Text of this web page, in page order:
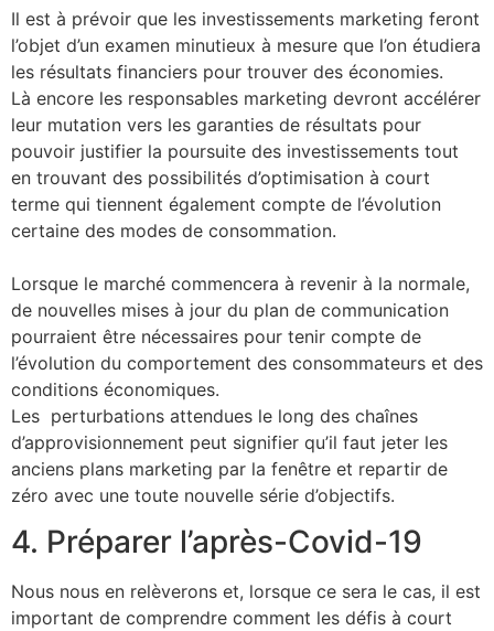
Il est à prévoir que les investissements marketing feront
l’objet d’un examen minutieux à mesure que l’on étudiera
les résultats financiers pour trouver des économies.
Là encore les responsables marketing devront accélérer
leur mutation vers les garanties de résultats pour
pouvoir justifier la poursuite des investissements tout
en trouvant des possibilités d’optimisation à court
terme qui tiennent également compte de l’évolution
certaine des modes de consommation.
Lorsque le marché commencera à revenir à la normale,
de nouvelles mises à jour du plan de communication
pourraient être nécessaires pour tenir compte de
l’évolution du comportement des consommateurs et des
conditions économiques.
Les perturbations attendues le long des chaînes
d’approvisionnement peut signifier qu’il faut jeter les
anciens plans marketing par la fenêtre et repartir de
zéro avec une toute nouvelle série d’objectifs.
4. Préparer l’après-Covid-19
​Nous nous en relèverons et, lorsque ce sera le cas, il est
important de comprendre comment les défis à court